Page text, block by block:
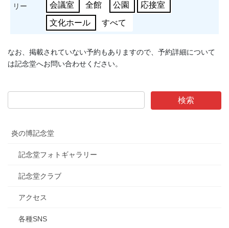
リー
会議室 全館 公園 応接室
文化ホール すべて
なお、掲載されていない予約もありますので、予約詳細について
は記念堂へお問い合わせください。
炎の博記念堂
記念堂フォトギャラリー
記念堂クラブ
アクセス
各種SNS